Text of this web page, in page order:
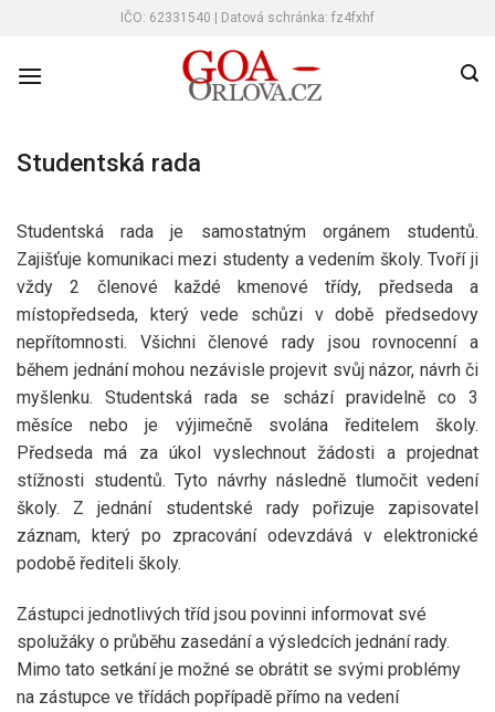
content
IČO: 62331540 | Datová schránka: fz4fxhf
Studentská rada
Studentská rada je samostatným orgánem studentů.
Zajišťuje komunikaci mezi studenty a vedením školy. Tvoří ji
vždy 2 členové každé kmenové třídy, předseda a
místopředseda, který vede schůzi v době předsedovy
nepřítomnosti. Všichni členové rady jsou rovnocenní a
během jednání mohou nezávisle projevit svůj názor, návrh či
myšlenku. Studentská rada se schází pravidelně co 3
měsíce nebo je výjimečně svolána ředitelem školy.
Předseda má za úkol vyslechnout žádosti a projednat
stížnosti studentů. Tyto návrhy následně tlumočit vedení
školy. Z jednání studentské rady pořizuje zapisovatel
záznam, který po zpracování odevzdává v elektronické
podobě řediteli školy.
Zástupci jednotlivých tříd jsou povinni informovat své
spolužáky o průběhu zasedání a výsledcích jednání rady.
Mimo tato setkání je možné se obrátit se svými problémy
na zástupce ve třídách popřípadě přímo na vedení